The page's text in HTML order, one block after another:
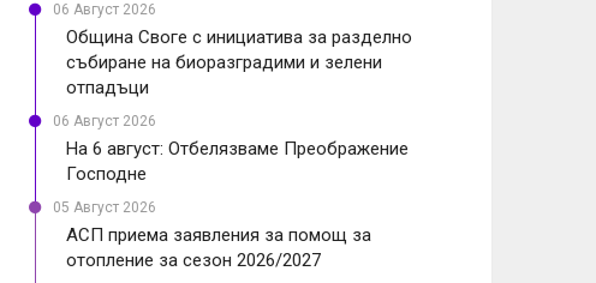
06 Август 2026
Община Своге с инициатива за разделно
събиране на биоразградими и зелени
отпадъци
06 Август 2026
На 6 август: Отбелязваме Преображение
Господне
05 Август 2026
АСП приема заявления за помощ за
отопление за сезон 2026/2027